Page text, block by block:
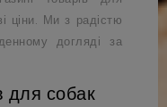
ціни. Ми з радістю
догляді за
для собак